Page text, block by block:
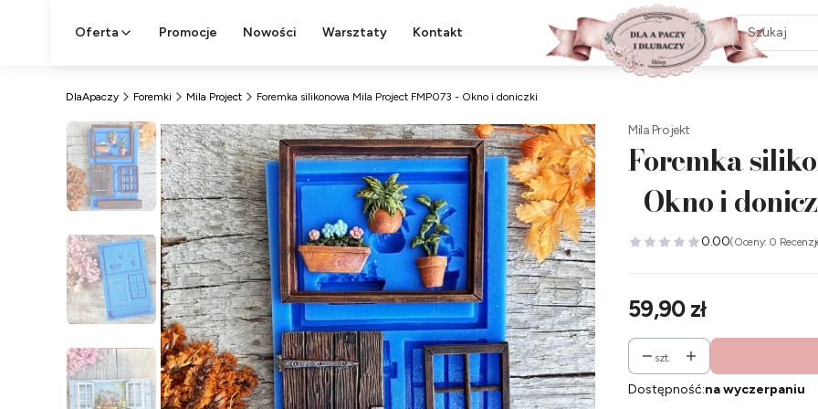
Oferta Promocje Nowości Warsztaty Kontakt
DlaApaczy Foremki Mila Project Foremka silikonowa Mila Project FMP073 - Okno i doniczki
Mila Projekt
Foremka
- Okno i
0.00(Oceny: 0
Cena
59,90 zł
szt.
Dostępność:na wyczerpaniu